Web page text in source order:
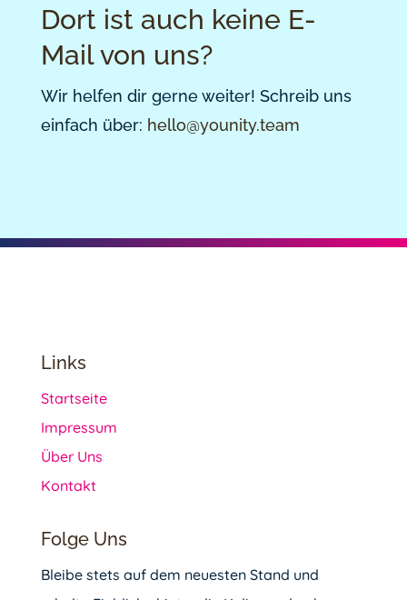
Dort ist auch keine E-
Mail von uns?
Wir helfen dir gerne weiter! Schreib uns
einfach über: hello@younity.team
Links
Startseite
Impressum
Über Uns
Kontakt
Folge Uns
Bleibe stets auf dem neuesten Stand und